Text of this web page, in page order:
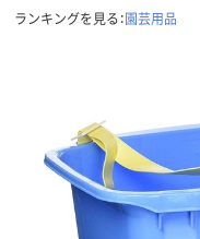
ランキングを見る：園芸用品